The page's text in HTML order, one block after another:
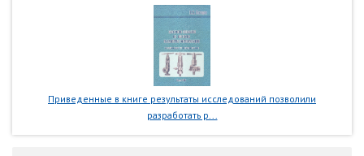
Приведенные в книге результаты исследований позволили
разработать р...